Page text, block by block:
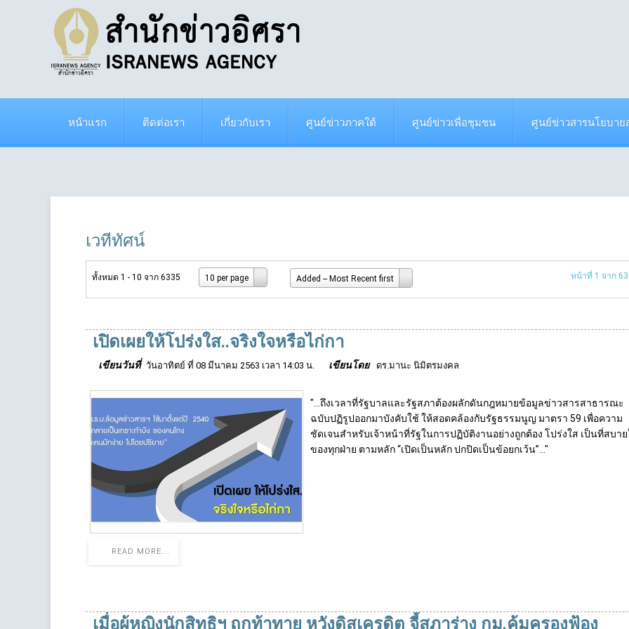
หน้าแรก ติดต่อเรา เกี่ยวกับเรา ศูนย์ข่าวภาคใต้ ศูนย์ข่าวเพื่อชุมชน ศูนย์ข่าวสารนโยบา
เวทีทัศน์
ทั้งหมด 1 - 10 จาก 6335 10 per page Added -- Most Recent first หน้าที่ 1 จาก
เปิดเผยให้โปร่งใส..จริงใจหรือไก่กา
เขียนวันที่ วันอาทิตย์ ที่ 08 มีนาคม 2563 เวลา 14:03 น. เขียนโดย ดร.มานะ นิมิตรมงคล
"...ถึงเวลาที่รัฐบาลและรัฐสภาต้องผลักดันกฎหมายข้อมูลข่าวสารสาธารณะ
ฉบับปฏิรูปออกมาบังคับใช้ ให้สอดคล้องกับรัฐธรรมนูญ มาตรา 59 เพื่อความ
ชัดเจนสำหรับเจ้าหน้าที่รัฐในการปฏิบัติงานอย่างถูกต้อง โปร่งใส เป็นที่สบาย
ของทุกฝ่าย ตามหลัก “เปิดเป็นหลัก ปกปิดเป็นข้อยกเว้น”..."
READ MORE...
เมื่อผู้หญิงนักสิทธิฯ ถูกท้าทาย หวังดิสเครดิต จี้สภาร่าง กม.คุ้มครองฟ้อง